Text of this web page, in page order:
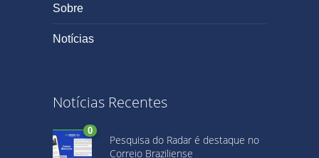
Sobre
Notícias
Notícias Recentes
0
Pesquisa do Radar é destaque no
Correio Braziliense